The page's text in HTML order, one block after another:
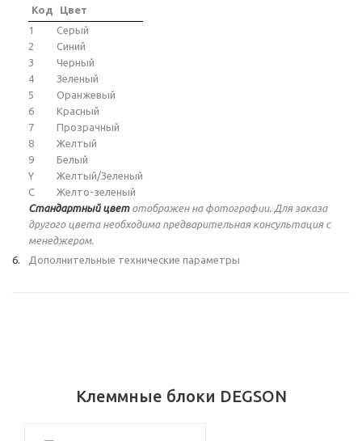
Код
Цвет
1
Серый
2
Синий
3
Черный
4
Зеленый
5
Оранжевый
6
Красный
7
Прозрачный
8
Желтый
9
Белый
Y
Желтый/Зеленый
C
Желто-зеленый
Стандартный цветотображен на фотографии. Для заказа
другого цвета необходима предварительная консультация с
менеджером.
Дополнительные технические параметры
Клеммные блоки DEGSON